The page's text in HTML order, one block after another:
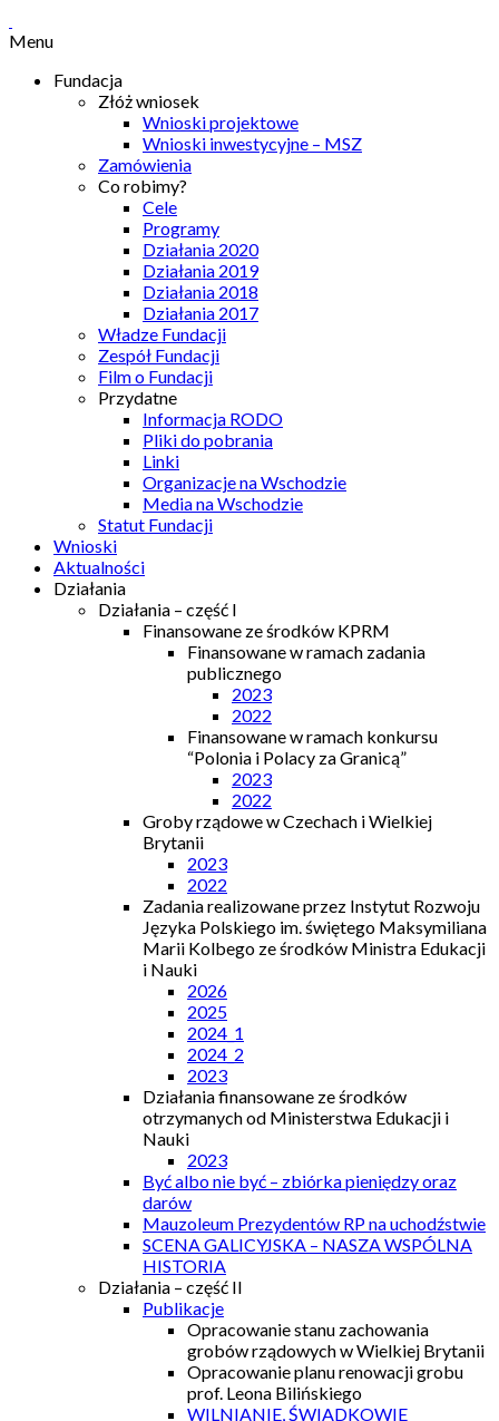
Menu
Fundacja
Złóż wniosek
Wnioski projektowe
Wnioski inwestycyjne – MSZ
Zamówienia
Co robimy?
Cele
Programy
Działania 2020
Działania 2019
Działania 2018
Działania 2017
Władze Fundacji
Zespół Fundacji
Film o Fundacji
Przydatne
Informacja RODO
Pliki do pobrania
Linki
Organizacje na Wschodzie
Media na Wschodzie
Statut Fundacji
Wnioski
Aktualności
Działania
Działania – część I
Finansowane ze środków KPRM
Finansowane w ramach zadania
publicznego
2023
2022
Finansowane w ramach konkursu
“Polonia i Polacy za Granicą”
2023
2022
Groby rządowe w Czechach i Wielkiej
Brytanii
2023
2022
Zadania realizowane przez Instytut Rozwoju
Języka Polskiego im. świętego Maksymiliana
Marii Kolbego ze środków Ministra Edukacji
i Nauki
2026
2025
2024_1
2024_2
2023
Działania finansowane ze środków
otrzymanych od Ministerstwa Edukacji i
Nauki
2023
Być albo nie być – zbiórka pieniędzy oraz
darów
Mauzoleum Prezydentów RP na uchodźstwie
SCENA GALICYJSKA – NASZA WSPÓLNA
HISTORIA
Działania – część II
Publikacje
Opracowanie stanu zachowania
grobów rządowych w Wielkiej Brytanii
Opracowanie planu renowacji grobu
prof. Leona Bilińskiego
WILNIANIE, ŚWIADKOWIE